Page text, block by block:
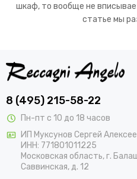
шкаф, то вообще не
статье мы
8 (495) 215-58-22
Пн-пт с 10 до 18 часов
ИП Муксунов Сергей
ИНН: 771801011225
Московская область, г.
Саввинская, д. 12